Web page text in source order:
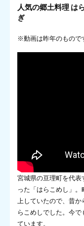
人気の郷土料理 は
ぎ
※動画は昨年のもので
宮城県の亘理町を代
った「はらこめし」
上していたので、昔
らこめしでした。今
ています。